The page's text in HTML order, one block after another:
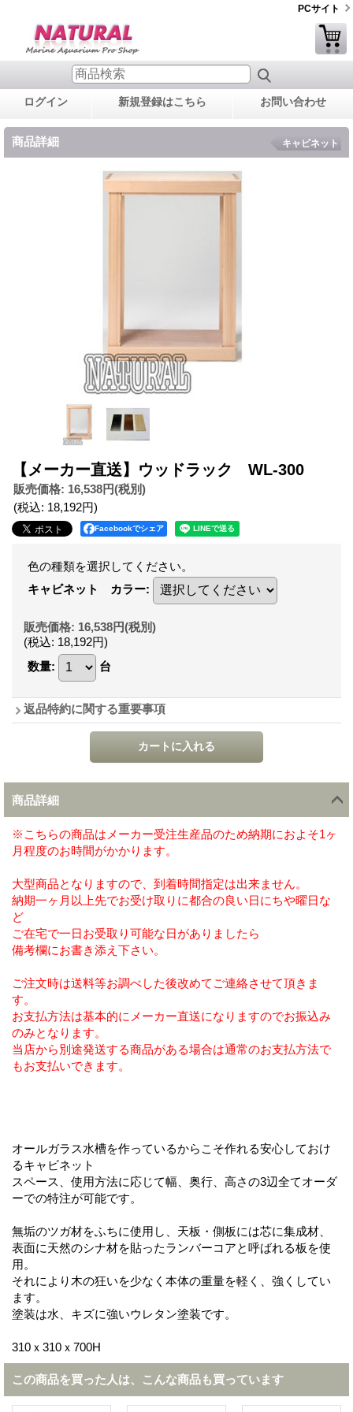
PCサイト
ログイン 新規登録はこちら お問い合わせ
商品詳細 キャビネット
【メーカー直送】ウッドラック WL-300
販売価格: 16,538円(税別)
(税込: 18,192円)
Facebookでシェア
色の種類を選択してください。
キャビネット カラー:
販売価格: 16,538円(税別)
(税込: 18,192円)
数量: 台
返品特約に関する重要事項
商品詳細
※こちらの商品はメーカー受注生産品のため納期におよそ1ヶ
月程度のお時間がかかります。
大型商品となりますので、到着時間指定は出来ません。
納期一ヶ月以上先でお受け取りに都合の良い日にちや曜日な
ど
ご在宅で一日お受取り可能な日がありましたら
備考欄にお書き添え下さい。
ご注文時は送料等お調べした後改めてご連絡させて頂きま
す。
お支払方法は基本的にメーカー直送になりますのでお振込み
のみとなります。
当店から別途発送する商品がある場合は通常のお支払方法で
もお支払いできます。
オールガラス水槽を作っているからこそ作れる安心しておけ
るキャビネット
スペース、使用方法に応じて幅、奥行、高さの3辺全てオーダ
ーでの特注が可能です。
無垢のツガ材をふちに使用し、天板・側板には芯に集成材、
表面に天然のシナ材を貼ったランバーコアと呼ばれる板を使
用。
それにより木の狂いを少なく本体の重量を軽く、強くしてい
ます。
塗装は水、キズに強いウレタン塗装です。
310ｘ310ｘ700H
この商品を買った人は、こんな商品も買っています